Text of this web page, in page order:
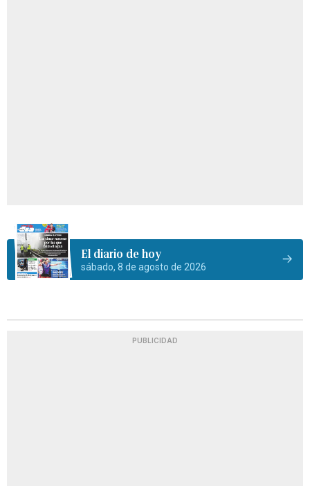
El diario de hoy
sábado, 8 de agosto de 2026
PUBLICIDAD